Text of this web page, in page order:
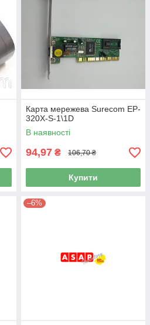
Карта мережева Surecom EP-
320X-S-1\1D
В наявності
94,97 ₴ 106,70 ₴
Купити
–6%